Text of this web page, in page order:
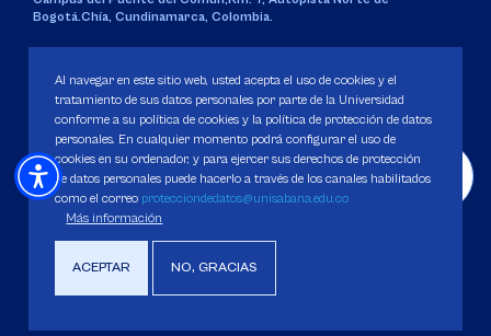
Bogotá.Chía, Cundinamarca, Colombia.
Personería Jurídica:Resolución 130 del 14 de enero de 1980.
Ministerio de Educación Nacional.
Política de Protección de datos
Derechos Pecuniarios
Al navegar en este sitio web, usted acepta el uso de cookies y el
tratamiento de sus datos personales por parte de la Universidad
conforme a su política de cookies y la política de protección de datos
personales. En cualquier momento podrá configurar el uso de
cookies en su ordenador, y para ejercer sus derechos de protección
de datos personales puede hacerlo a través de los canales habilitados
como el correo protecciondedatos@unisabana.edu.co
Más información
ACEPTAR NO, GRACIAS